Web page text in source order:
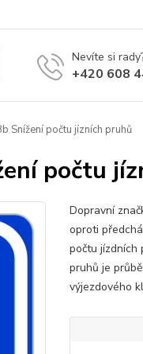
Nevíte si
+420 608
Snížení počtu jízních pruhů
počtu
Dopravní
oproti
počtu jízdních
pruhů je
výjezdového